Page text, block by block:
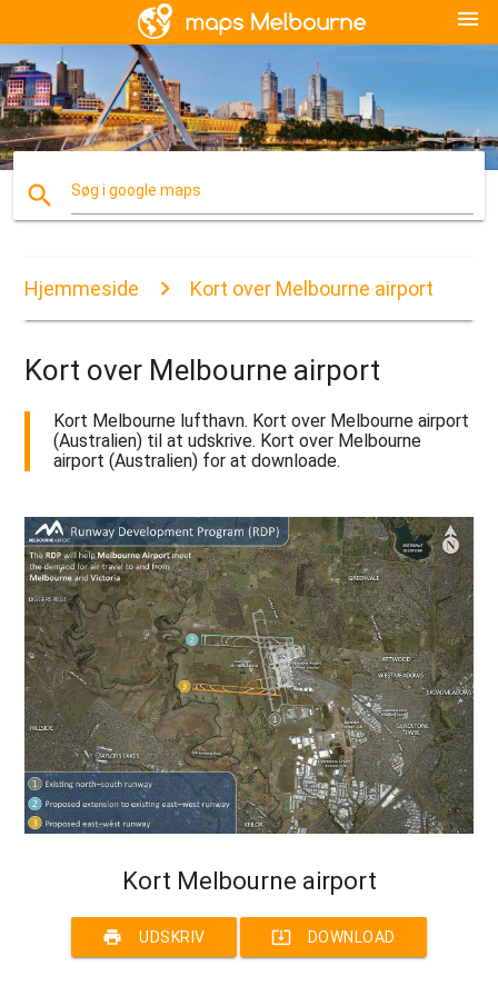
menu
search Søg i google maps
Hjemmeside Kort over Melbourne airport
Kort over Melbourne airport
Kort Melbourne lufthavn. Kort over Melbourne airport
(Australien) til at udskrive. Kort over Melbourne
airport (Australien) for at downloade.
Kort Melbourne airport
print UDSKRIV system_update_alt DOWNLOAD